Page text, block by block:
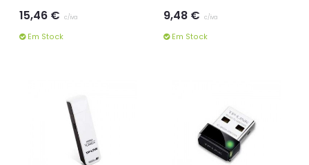
15,46 € c/iva
Em Stock
9,48 € c/iva
Em Stock